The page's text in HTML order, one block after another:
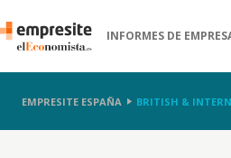
INFORMES DE
EMPRESITE ESPAÑA BRITISH &